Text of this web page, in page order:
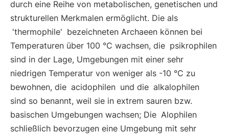
durch eine Reihe von metabolischen, genetischen und
strukturellen Merkmalen ermöglicht. Die als
'thermophile' bezeichneten Archaeen können bei
Temperaturen über 100 °C wachsen, die psikrophilen
sind in der Lage, Umgebungen mit einer sehr
niedrigen Temperatur von weniger als -10 °C zu
bewohnen, die acidophilen und die alkalophilen
sind so benannt, weil sie in extrem sauren bzw.
basischen Umgebungen wachsen; Die Alophilen
schließlich bevorzugen eine Umgebung mit sehr